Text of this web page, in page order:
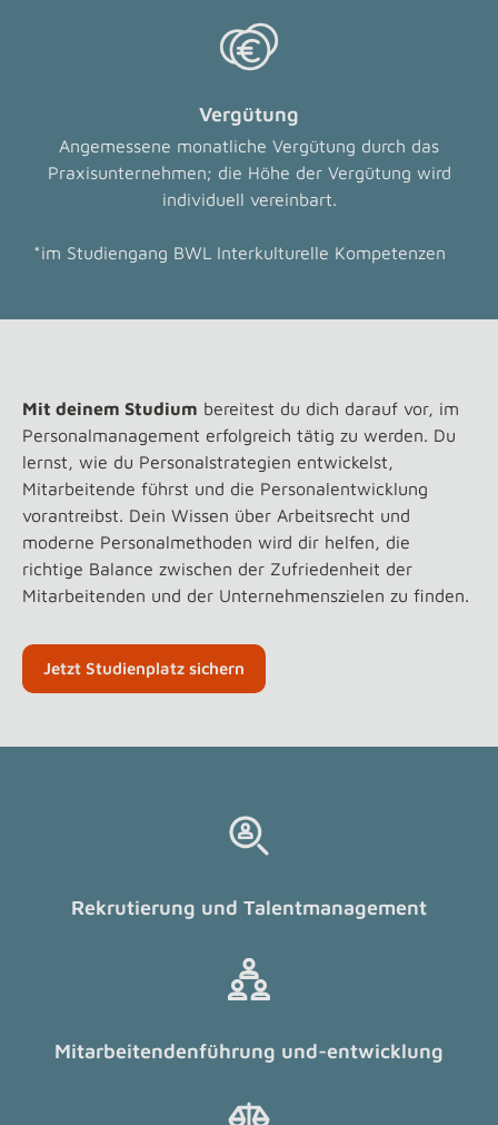
Vergütung
Angemessene monatliche Vergütung durch das
Praxisunternehmen; die Höhe der Vergütung wird
individuell vereinbart.
*im Studiengang BWL Interkulturelle Kompetenzen
Mit deinem Studium bereitest du dich darauf vor, im
Personalmanagement erfolgreich tätig zu werden. Du
lernst, wie du Personalstrategien entwickelst,
Mitarbeitende führst und die Personalentwicklung
vorantreibst. Dein Wissen über Arbeitsrecht und
moderne Personalmethoden wird dir helfen, die
richtige Balance zwischen der Zufriedenheit der
Mitarbeitenden und der Unternehmenszielen zu finden.
Jetzt Studienplatz sichern
Rekrutierung und Talentmanagement
Mitarbeitendenführung und-entwicklung